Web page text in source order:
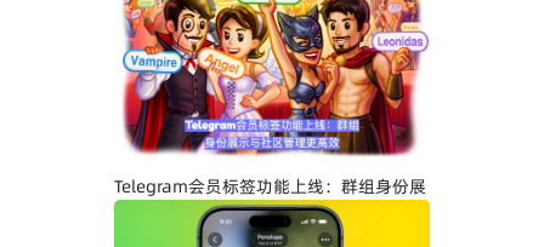
Telegram关闭私聊分享功能详解：增强聊
天隐私与内容保护
Telegram会员标签功能上线：群组身份展
示与社区管理更高效